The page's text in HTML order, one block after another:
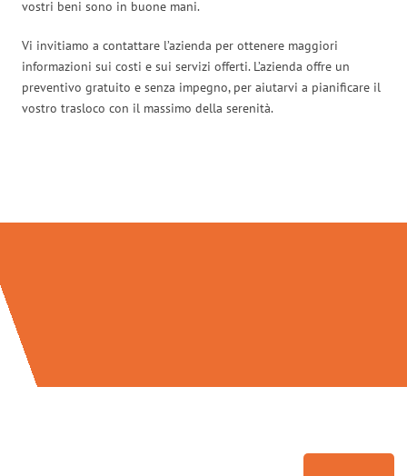
vostri beni sono in buone mani.
Vi invitiamo a contattare l’azienda per ottenere maggiori
informazioni sui costi e sui servizi offerti. L’azienda offre un
preventivo gratuito e senza impegno, per aiutarvi a pianificare il
vostro trasloco con il massimo della serenità.